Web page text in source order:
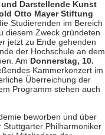
Darstellende Kunst
Otto Mayer Stiftung
Studierenden im Bereich
diesem Zweck gründeten
jetzt zu Ende gehenden
der Hochschule an dem
Am Donnerstag, 10.
Kammerkonzert im
Überreichung der
Programm stehen auch
beworben und über
Philharmoniker